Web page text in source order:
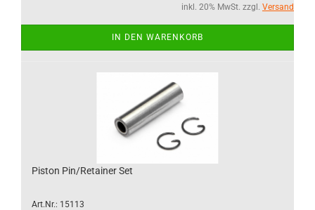
inkl. 20% MwSt. zzgl. Versand
IN DEN WARENKORB
Piston Pin/Retainer Set
Art.Nr.: 15113